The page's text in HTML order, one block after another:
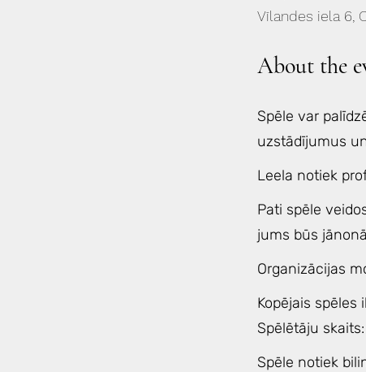
Vīlandes iela 6,
About the
Spēle var
uzstādījumus
Leela notiek
Pati spēle
jums būs
Organizācijas
Kopējais spēles
Spēlētāju
Spēle notiek